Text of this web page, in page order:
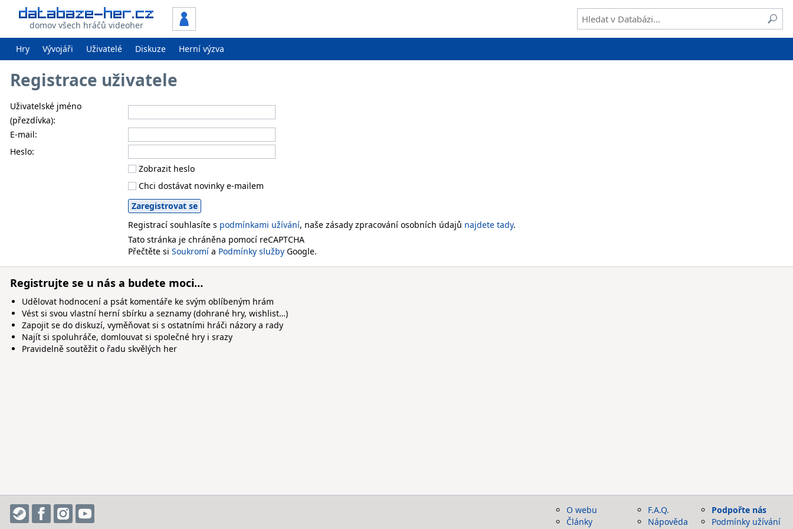
domov všech hráčů videoher
Hry Vývojáři Uživatelé Diskuze Herní výzva
Registrace uživatele
Uživatelské jméno
(přezdívka):
E-mail:
Heslo:
Zobrazit heslo
Chci dostávat novinky e-mailem
Registrací souhlasíte s podmínkami užívání, naše zásady zpracování osobních údajů najdete tady.
Tato stránka je chráněna pomocí reCAPTCHA
Přečtěte si Soukromí a Podmínky služby Google.
Registrujte se u nás a budete moci…
Udělovat hodnocení a psát komentáře ke svým oblíbeným hrám
Vést si svou vlastní herní sbírku a seznamy (dohrané hry, wishlist…)
Zapojit se do diskuzí, vyměňovat si s ostatními hráči názory a rady
Najít si spoluhráče, domlouvat si společné hry i srazy
Pravidelně soutěžit o řadu skvělých her
O webu
Články
F.A.Q.
Nápověda
Podpořte nás
Podmínky užívání